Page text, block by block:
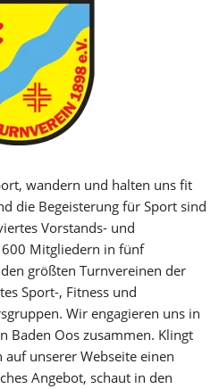
wandern und halten uns fit
die Begeisterung für Sport sind
Vorstands- und
Mitgliedern in fünf
größten Turnvereinen der
Sport-, Fitness und
Wir engagieren uns in
Baden Oos zusammen. Klingt
auf unserer Webseite einen
Angebot, schaut in den